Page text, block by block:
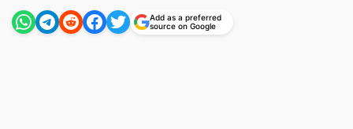
Add as a preferred
source on Google